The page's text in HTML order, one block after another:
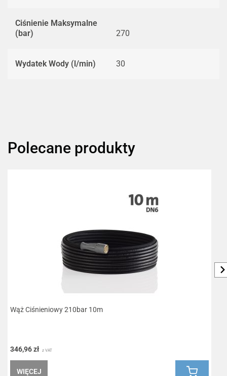
Ciśnienie Maksymalne
(bar)
270
Wydatek Wody (l/min) 30
Polecane produkty
Wąż Ciśnieniowy 210bar 10m
346,96 zł z VAT
WIĘCEJ